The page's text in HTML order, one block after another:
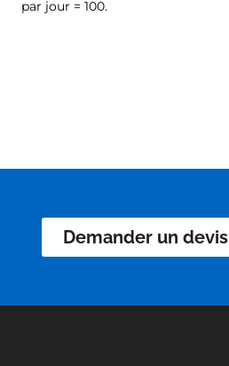
par jour = 100.
Demander un devis